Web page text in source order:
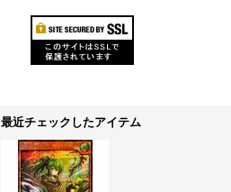
最近チェックしたアイテム